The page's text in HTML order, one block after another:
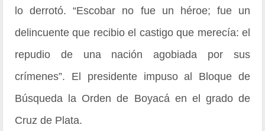
lo derrotó. “Escobar no fue un héroe; fue un
delincuente que recibio el castigo que merecía: el
repudio de una nación agobiada por sus
crímenes”. El presidente impuso al Bloque de
Búsqueda la Orden de Boyacá en el grado de
Cruz de Plata.